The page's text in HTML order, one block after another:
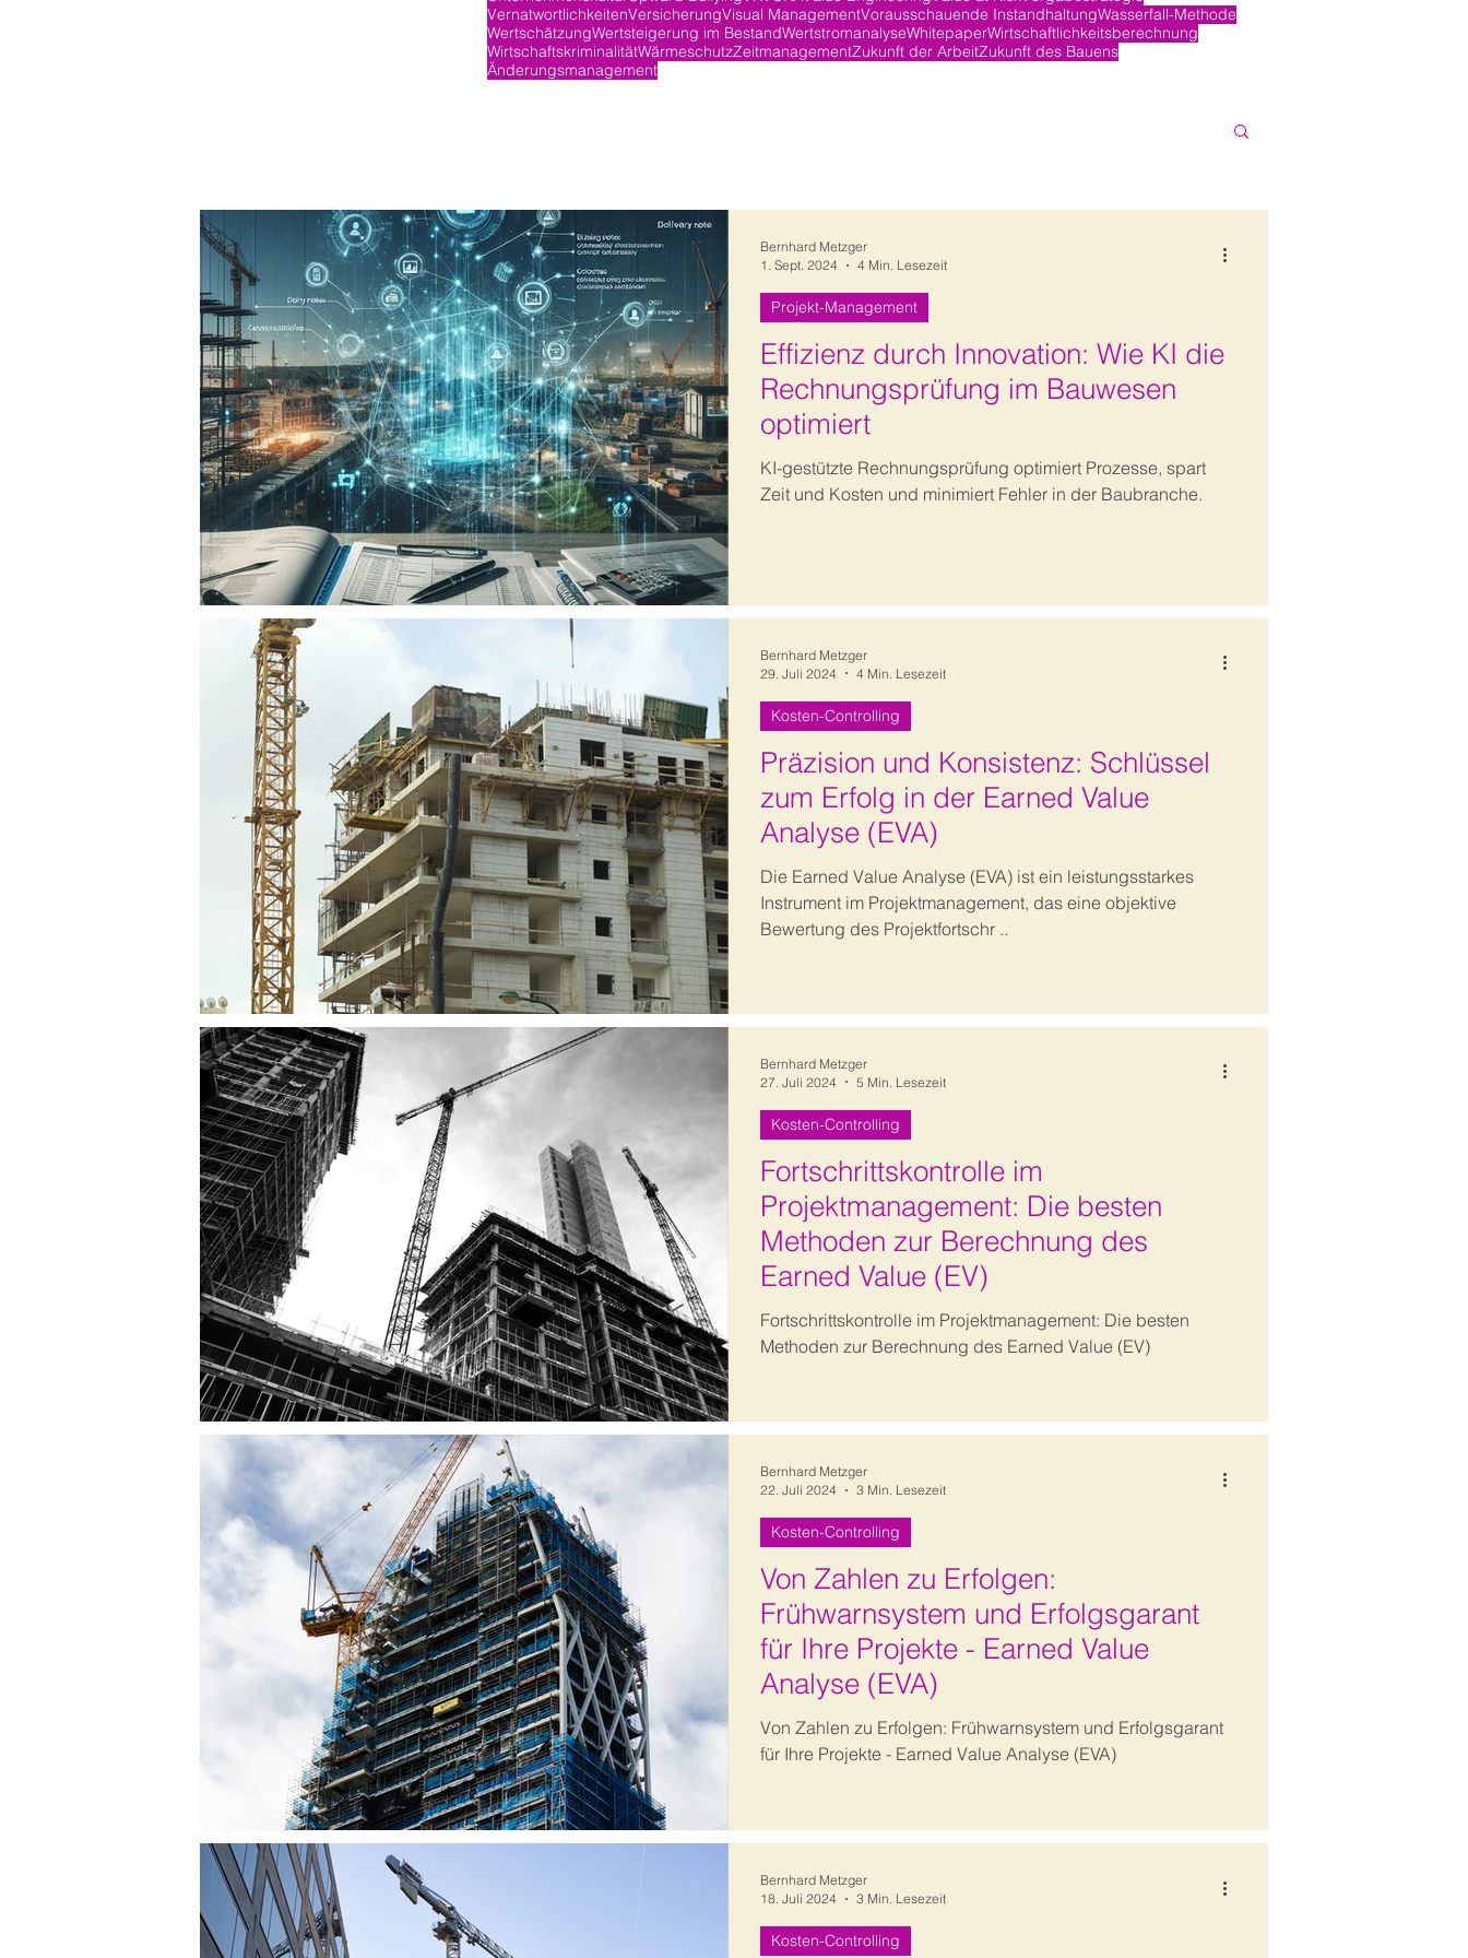
VernatwortlichkeitenVersicherungVisual ManagementVorausschauende InstandhaltungWasserfall-Methode
WertschätzungWertsteigerung im BestandWertstromanalyseWhitepaperWirtschaftlichkeitsberechnung
WirtschaftskriminalitätWärmeschutzZeitmanagementZukunft der ArbeitZukunft des Bauens
Änderungsmanagement
Effizienz durch Innovation: Wie KI die
Rechnungsprüfung im Bauwesen
optimiert
KI-gestützte Rechnungsprüfung optimiert Prozesse, spart
Zeit und Kosten und minimiert Fehler in der Baubranche.
Projekt-Management
Bernhard Metzger
1. Sept. 2024
4 Min. Lesezeit
Präzision und Konsistenz: Schlüssel
zum Erfolg in der Earned Value
Analyse (EVA)
Die Earned Value Analyse (EVA) ist ein leistungsstarkes
Instrument im Projektmanagement, das eine objektive
Bewertung des Projektfortschr ..
Kosten-Controlling
Bernhard Metzger
29. Juli 2024
4 Min. Lesezeit
Fortschrittskontrolle im
Projektmanagement: Die besten
Methoden zur Berechnung des
Earned Value (EV)
Fortschrittskontrolle im Projektmanagement: Die besten
Methoden zur Berechnung des Earned Value (EV)
Kosten-Controlling
Bernhard Metzger
27. Juli 2024
5 Min. Lesezeit
Von Zahlen zu Erfolgen:
Frühwarnsystem und Erfolgsgarant
für Ihre Projekte - Earned Value
Analyse (EVA)
Von Zahlen zu Erfolgen: Frühwarnsystem und Erfolgsgarant
für Ihre Projekte - Earned Value Analyse (EVA)
Kosten-Controlling
Bernhard Metzger
22. Juli 2024
3 Min. Lesezeit
Kosten-Controlling
Bernhard Metzger
18. Juli 2024
3 Min. Lesezeit